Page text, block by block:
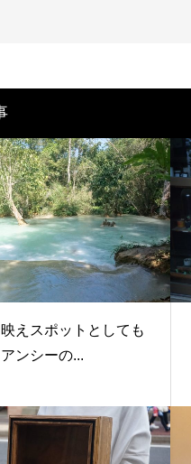
えスポットとしても
ンシーの...